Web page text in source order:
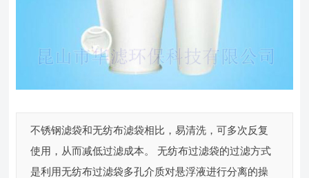
不锈钢滤袋和无纺布滤袋相比，易清洗，可多次反复
使用，从而减低过滤成本。 无纺布过滤袋的过滤方式
是利用无纺布过滤袋多孔介质对悬浮液进行分离的操